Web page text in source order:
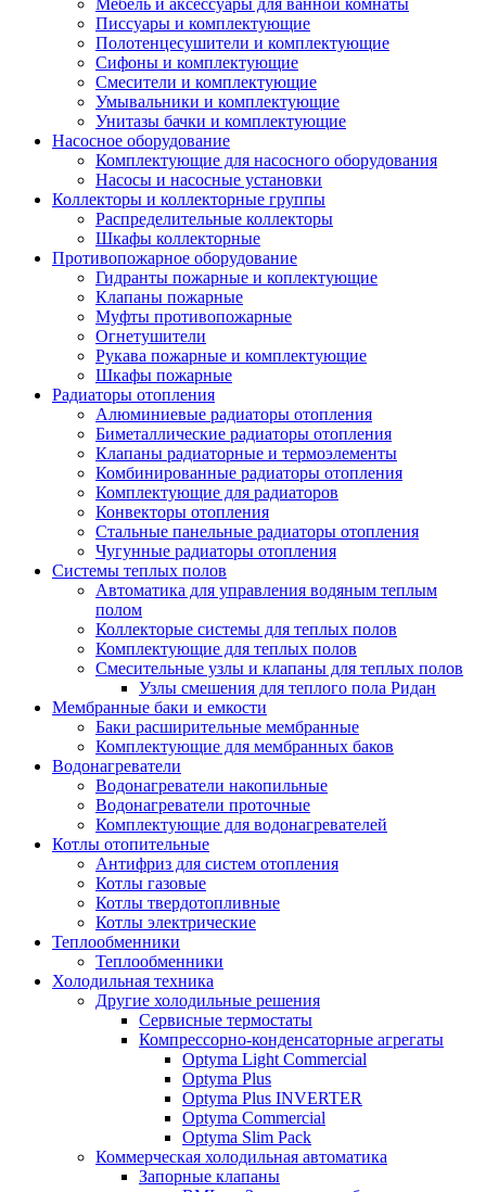
Мебель и аксессуары для ванной комнаты
Писсуары и комплектующие
Полотенцесушители и комплектующие
Сифоны и комплектующие
Смесители и комплектующие
Умывальники и комплектующие
Унитазы бачки и комплектующие
Насосное оборудование
Комплектующие для насосного оборудования
Насосы и насосные установки
Коллекторы и коллекторные группы
Распределительные коллекторы
Шкафы коллекторные
Противопожарное оборудование
Гидранты пожарные и коплектующие
Клапаны пожарные
Муфты противопожарные
Огнетушители
Рукава пожарные и комплектующие
Шкафы пожарные
Радиаторы отопления
Алюминиевые радиаторы отопления
Биметаллические радиаторы отопления
Клапаны радиаторные и термоэлементы
Комбинированные радиаторы отопления
Комплектующие для радиаторов
Конвекторы отопления
Стальные панельные радиаторы отопления
Чугунные радиаторы отопления
Системы теплых полов
Автоматика для управления водяным теплым
полом
Коллекторые системы для теплых полов
Комплектующие для теплых полов
Смесительные узлы и клапаны для теплых полов
Узлы смешения для теплого пола Ридан
Мембранные баки и емкости
Баки расширительные мембранные
Комплектующие для мембранных баков
Водонагреватели
Водонагреватели накопильные
Водонагреватели проточные
Комплектующие для водонагревателей
Котлы отопительные
Антифриз для систем отопления
Котлы газовые
Котлы твердотопливные
Котлы электрические
Теплообменники
Теплообменники
Холодильная техника
Другие холодильные решения
Сервисные термостаты
Компрессорно-конденсаторные агрегаты
Optyma Light Commercial
Optyma Plus
Optyma Plus INVERTER
Optyma Commercial
Optyma Slim Pack
Коммерческая холодильная автоматика
Запорные клапаны